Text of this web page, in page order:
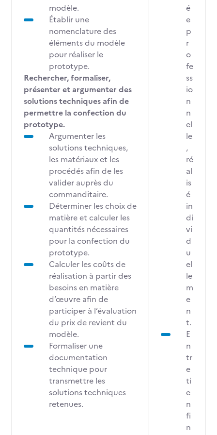
modèle.
Établir une
nomenclature des
éléments du modèle
pour réaliser le
prototype.
Rechercher, formaliser,
présenter et argumenter des
solutions techniques afin de
permettre la confection du
prototype.
Argumenter les
solutions techniques,
les matériaux et les
procédés afin de les
valider auprès du
commanditaire.
Déterminer les choix de
matière et calculer les
quantités nécessaires
pour la confection du
prototype.
Calculer les coûts de
réalisation à partir des
besoins en matière
d’œuvre afin de
participer à l’évaluation
du prix de revient du
modèle.
Formaliser une
documentation
technique pour
transmettre les
solutions techniques
retenues.
é
e
p
r
o
fe
ss
io
n
n
el
le
,
ré
al
is
é
in
di
vi
d
u
el
le
m
e
n
t.
E
n
tr
e
ti
e
n
fi
n